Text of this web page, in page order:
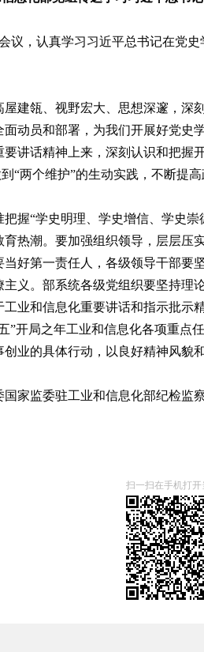
，认真学习习近平总书记在党史
建瓴、视野宏大、思想深邃，
动员和部署，为我们开展好党
讲话精神上来，深刻认识和把
“两个维护”的生动实践，不断提
握“学史明理、学史增信、学史
热潮。要加强组织领导，层层
好第一责任人，各级领导干部
义。部系统各级党组织要坚持
业和信息化重要讲话和指示批示
”开局之年工业和信息化各项重
业的具体行动，以良好精神风貌
家监委驻工业和信息化部纪检
扫一扫在手机打开